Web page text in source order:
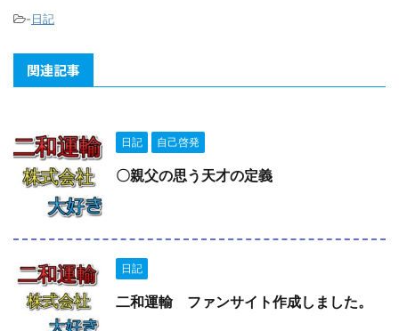
-日記
関連記事
日記 自己啓発
〇親父の思う天才の定義
日記
二和運輸 ファンサイト作成しました。